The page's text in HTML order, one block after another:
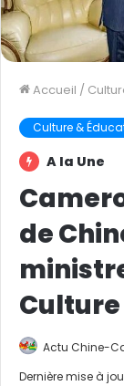
Accueil /
Culture &
A la Une
de
Culture
Actu Chine-
Dernière mise à